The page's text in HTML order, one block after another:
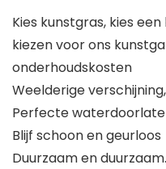
Kies kunstgras, kies
kiezen voor ons
onderhoudskosten
Weelderige
Perfecte
Blijf schoon en geurloos
Duurzaam en duurzaam.